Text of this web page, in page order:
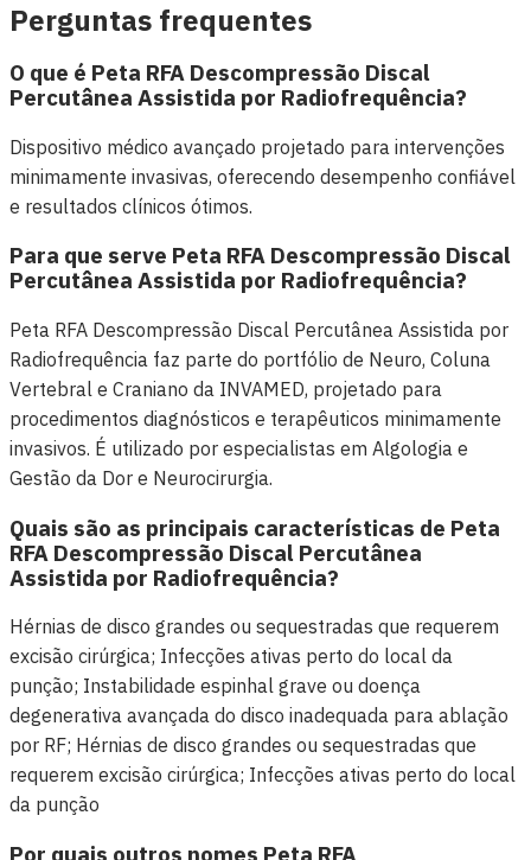
Perguntas frequentes
O que é Peta RFA Descompressão Discal
Percutânea Assistida por Radiofrequência?
Dispositivo médico avançado projetado para intervenções
minimamente invasivas, oferecendo desempenho confiável
e resultados clínicos ótimos.
Para que serve Peta RFA Descompressão Discal
Percutânea Assistida por Radiofrequência?
Peta RFA Descompressão Discal Percutânea Assistida por
Radiofrequência faz parte do portfólio de Neuro, Coluna
Vertebral e Craniano da INVAMED, projetado para
procedimentos diagnósticos e terapêuticos minimamente
invasivos. É utilizado por especialistas em Algologia e
Gestão da Dor e Neurocirurgia.
Quais são as principais características de Peta
RFA Descompressão Discal Percutânea
Assistida por Radiofrequência?
Hérnias de disco grandes ou sequestradas que requerem
excisão cirúrgica; Infecções ativas perto do local da
punção; Instabilidade espinhal grave ou doença
degenerativa avançada do disco inadequada para ablação
por RF; Hérnias de disco grandes ou sequestradas que
requerem excisão cirúrgica; Infecções ativas perto do local
da punção